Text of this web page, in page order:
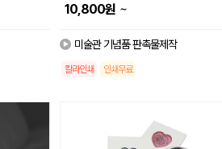
10,800원 ~
미술관 기념품 판촉물제작
칼라인쇄 인쇄무료